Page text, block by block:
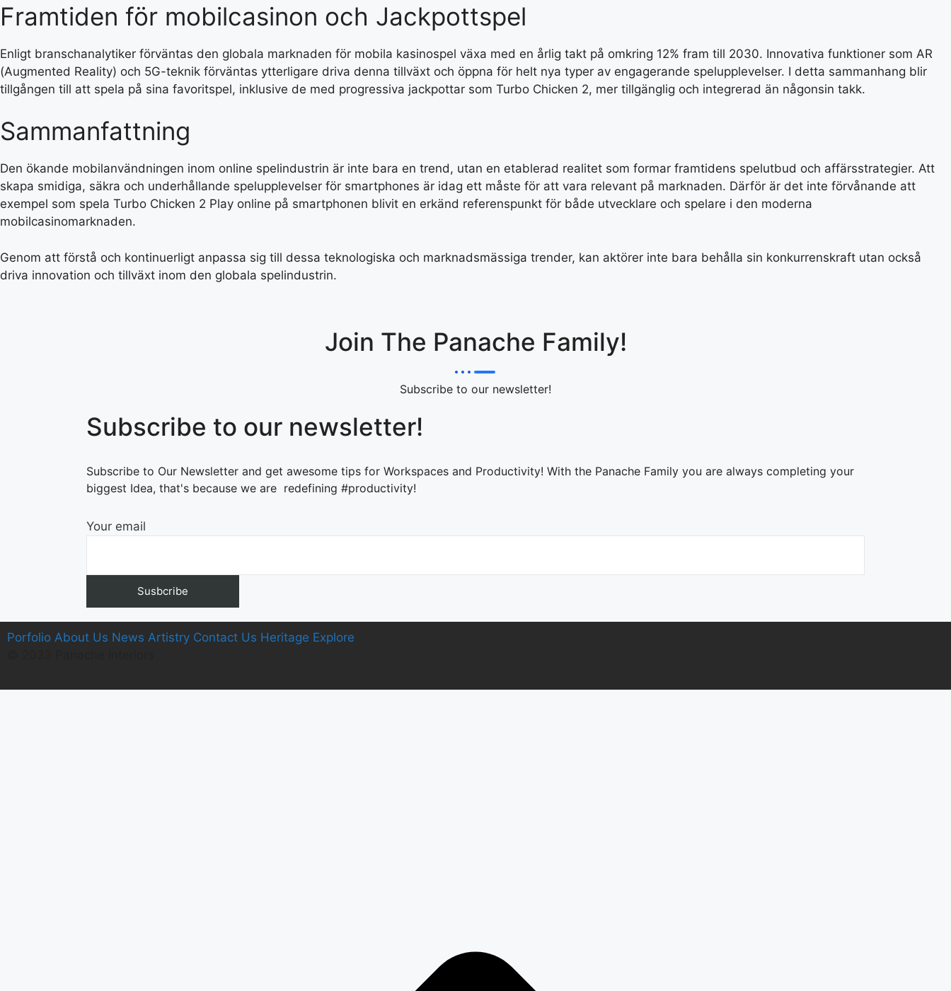
Framtiden för mobilcasinon och Jackpottspel
Enligt branschanalytiker förväntas den globala marknaden för mobila kasinospel växa med en årlig takt på omkring 12% fram till 2030. Innovativa funktioner som AR
(Augmented Reality) och 5G-teknik förväntas ytterligare driva denna tillväxt och öppna för helt nya typer av engagerande spelupplevelser. I detta sammanhang blir
tillgången till att spela på sina favoritspel, inklusive de med progressiva jackpottar som Turbo Chicken 2, mer tillgänglig och integrerad än någonsin takk.
Sammanfattning
Den ökande mobilanvändningen inom online spelindustrin är inte bara en trend, utan en etablerad realitet som formar framtidens spelutbud och affärsstrategier. Att
skapa smidiga, säkra och underhållande spelupplevelser för smartphones är idag ett måste för att vara relevant på marknaden. Därför är det inte förvånande att
exempel som spela Turbo Chicken 2 Play online på smartphonen blivit en erkänd referenspunkt för både utvecklare och spelare i den moderna
mobilcasinomarknaden.
Genom att förstå och kontinuerligt anpassa sig till dessa teknologiska och marknadsmässiga trender, kan aktörer inte bara behålla sin konkurrenskraft utan också
driva innovation och tillväxt inom den globala spelindustrin.
Join The Panache Family!
Subscribe to our newsletter!
Subscribe to our newsletter!
Subscribe to Our Newsletter and get awesome tips for Workspaces and Productivity! With the Panache Family you are always completing your
biggest Idea, that's because we are redefining #productivity!
Your email
Porfolio About Us News Artistry Contact Us Heritage Explore